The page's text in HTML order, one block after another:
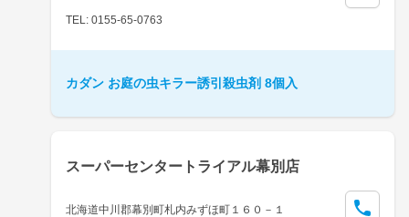
TEL: 0155-65-0763
カダン お庭の虫キラー誘引殺虫剤 8個入
スーパーセンタートライアル幕別店
北海道中川郡幕別町札内みずほ町１６０－１